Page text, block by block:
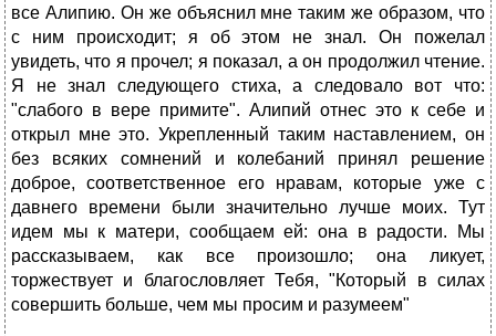
все Алипию. Он же объяснил мне таким же образом, что
с ним происходит; я об этом не знал. Он пожелал
увидеть, что я прочел; я показал, а он продолжил чтение.
Я не знал следующего стиха, а следовало вот что:
"слабого в вере примите". Алипий отнес это к себе и
открыл мне это. Укрепленный таким наставлением, он
без всяких сомнений и колебаний принял решение
доброе, соответственное его нравам, которые уже с
давнего времени были значительно лучше моих. Тут
идем мы к матери, сообщаем ей: она в радости. Мы
рассказываем, как все произошло; она ликует,
торжествует и благословляет Тебя, "Который в силах
совершить больше, чем мы просим и разумеем"